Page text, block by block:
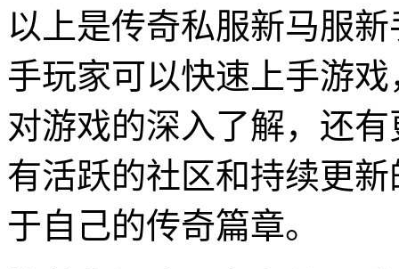
以上是传奇私服新马服
手玩家可以快速上手游
对游戏的深入了解，还
有活跃的社区和持续更
于自己的传奇篇章。